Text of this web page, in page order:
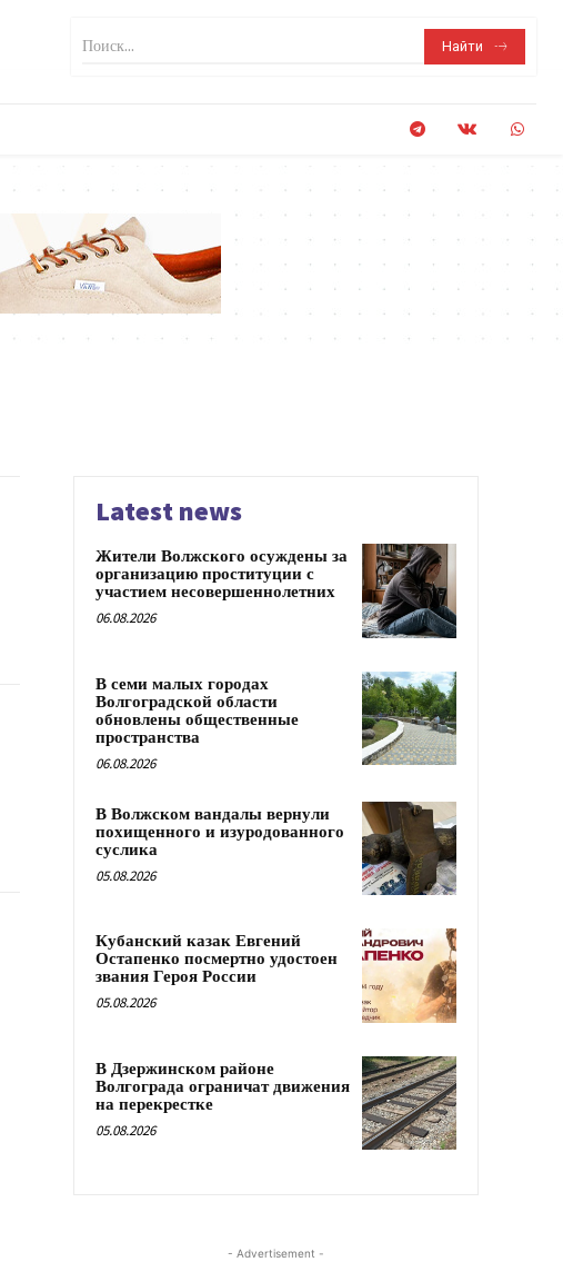
Поиск... Найти
Latest news
Жители Волжского осуждены за
организацию проституции с
участием несовершеннолетних
06.08.2026
В семи малых городах
Волгоградской области
обновлены общественные
пространства
06.08.2026
В Волжском вандалы вернули
похищенного и изуродованного
суслика
05.08.2026
Кубанский казак Евгений
Остапенко посмертно удостоен
звания Героя России
05.08.2026
В Дзержинском районе
Волгограда ограничат движения
на перекрестке
05.08.2026
- Advertisement -